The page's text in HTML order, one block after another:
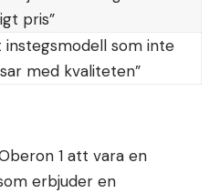
pris”
instegsmodell som inte
med kvaliteten”
1 att vara en
erbjuder en